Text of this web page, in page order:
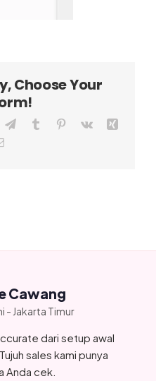
Choose Your
TelegramTumblr Pinterest
Vk
Email
Cawang
- Jakarta Timur
dari setup awal
sales kami punya
Anda cek.